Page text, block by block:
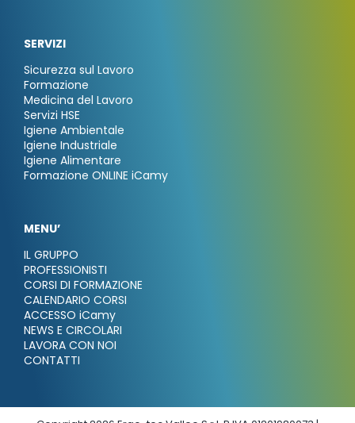
SERVIZI
Sicurezza sul Lavoro
Formazione
Medicina del Lavoro
Servizi HSE
Igiene Ambientale
Igiene Industriale
Igiene Alimentare
Formazione ONLINE iCamy
MENU’
IL GRUPPO
PROFESSIONISTI
CORSI DI FORMAZIONE
CALENDARIO CORSI
ACCESSO iCamy
NEWS E CIRCOLARI
LAVORA CON NOI
CONTATTI